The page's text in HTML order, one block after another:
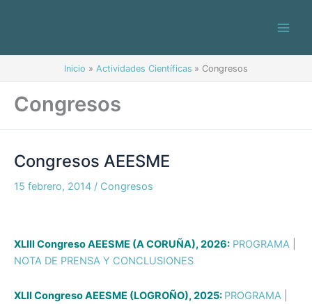
Inicio Actividades Científicas Congresos
Congresos
Congresos AEESME
15 febrero, 2014 / Congresos
XLIII Congreso AEESME (A CORUÑA), 2026: PROGRAMA
NOTA DE PRENSA Y CONCLUSIONES
XLII Congreso AEESME (LOGROÑO), 2025: PROGRAMA
Congresos